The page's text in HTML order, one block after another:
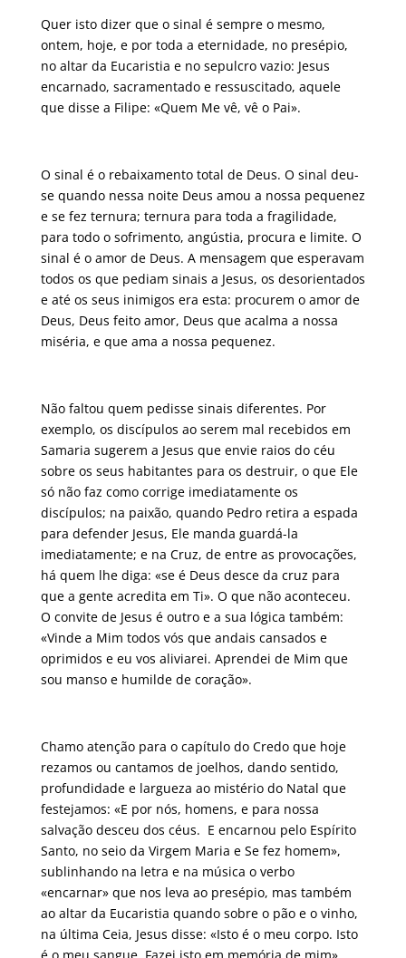
Quer isto dizer que o sinal é sempre o mesmo,
ontem, hoje, e por toda a eternidade, no presépio,
no altar da Eucaristia e no sepulcro vazio: Jesus
encarnado, sacramentado e ressuscitado, aquele
que disse a Filipe: «Quem Me vê, vê o Pai».
O sinal é o rebaixamento total de Deus. O sinal deu-
se quando nessa noite Deus amou a nossa pequenez
e se fez ternura; ternura para toda a fragilidade,
para todo o sofrimento, angústia, procura e limite. O
sinal é o amor de Deus. A mensagem que esperavam
todos os que pediam sinais a Jesus, os desorientados
e até os seus inimigos era esta: procurem o amor de
Deus, Deus feito amor, Deus que acalma a nossa
miséria, e que ama a nossa pequenez.
Não faltou quem pedisse sinais diferentes. Por
exemplo, os discípulos ao serem mal recebidos em
Samaria sugerem a Jesus que envie raios do céu
sobre os seus habitantes para os destruir, o que Ele
só não faz como corrige imediatamente os
discípulos; na paixão, quando Pedro retira a espada
para defender Jesus, Ele manda guardá-la
imediatamente; e na Cruz, de entre as provocações,
há quem lhe diga: «se é Deus desce da cruz para
que a gente acredita em Ti». O que não aconteceu.
O convite de Jesus é outro e a sua lógica também:
«Vinde a Mim todos vós que andais cansados e
oprimidos e eu vos aliviarei. Aprendei de Mim que
sou manso e humilde de coração».
Chamo atenção para o capítulo do Credo que hoje
rezamos ou cantamos de joelhos, dando sentido,
profundidade e largueza ao mistério do Natal que
festejamos: «E por nós, homens, e para nossa
salvação desceu dos céus. E encarnou pelo Espírito
Santo, no seio da Virgem Maria e Se fez homem»,
sublinhando na letra e na música o verbo
«encarnar» que nos leva ao presépio, mas também
ao altar da Eucaristia quando sobre o pão e o vinho,
na última Ceia, Jesus disse: «Isto é o meu corpo. Isto